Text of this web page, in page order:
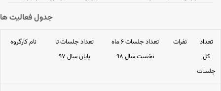
جدول فعالیت ها
نام کارگروه
تعداد جلسات تا
پایان سال ۹۷
تعداد جلسات ۶ ماه
نخست سال ۹۸
نفرات
تعداد
کل
جلسات